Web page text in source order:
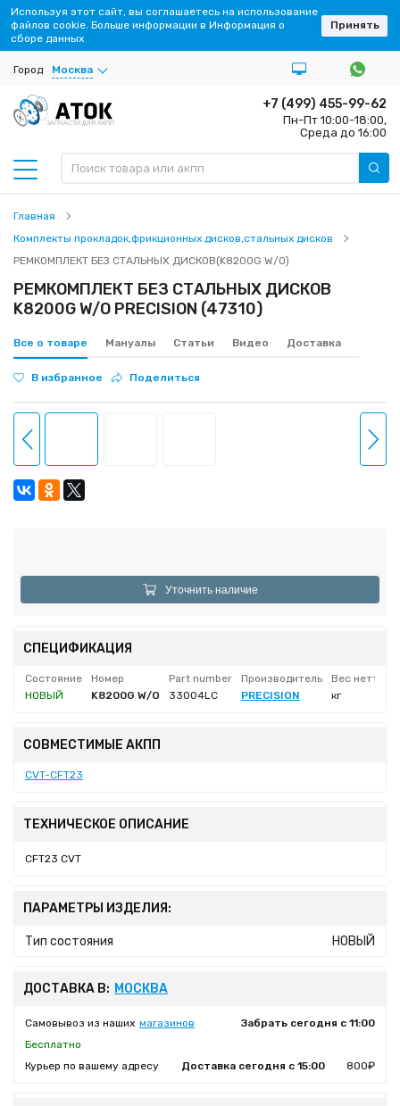
Город Москва
ЗАПЧАСТИ ДЛЯ АКПП
+7 (499) 455-99-62
Пн-Пт 10:00-18:00,
Среда до 16:00
Главная
Комплекты прокладок,фрикционных дисков,стальных дисков
РЕМКОМПЛЕКТ БЕЗ СТАЛЬНЫХ ДИСКОВ(K8200G W/O)
РЕМКОМПЛЕКТ БЕЗ СТАЛЬНЫХ ДИСКОВ
K8200G W/O PRECISION (47310)
Все о товаре Мануалы Статьи Видео Доставка
В избранное Поделиться
Уточнить наличие
СПЕЦИФИКАЦИЯ
Состояние Номер Part number Производитель
Вес нетто
НОВЫЙ
K8200G W/O 33004LC PRECISION кг
СОВМЕСТИМЫЕ АКПП
CVT-CFT23
ТЕХНИЧЕСКОЕ ОПИСАНИЕ
CFT23 CVT
ПАРАМЕТРЫ ИЗДЕЛИЯ:
Тип состояния НОВЫЙ
ДОСТАВКА В: МОСКВА
Самовывоз из наших магазинов
Забрать сегодня с 11:00
Бесплатно
Курьер по вашему адресу
Доставка сегодня с 15:00 800₽
Используя этот сайт, вы соглашаетесь на использование
файлов cookie. Больше информации в Информация о
сборе данных
Принять